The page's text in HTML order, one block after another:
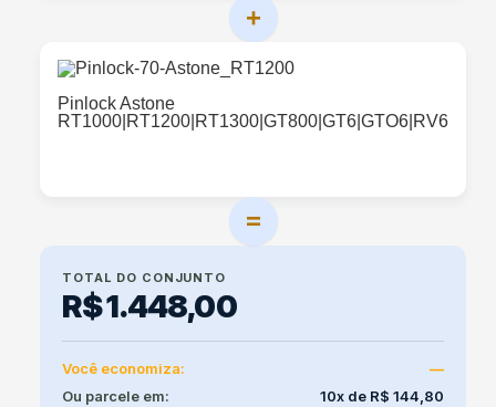
+
Pinlock Astone
RT1000|RT1200|RT1300|GT800|GT6|GTO6|RV6
=
TOTAL DO CONJUNTO
R$ 1.448,00
Você economiza:
—
Ou parcele em:
10x de R$ 144,80